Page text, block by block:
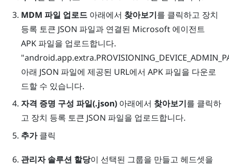
MDM 파일 업로드아래에서 찾아보기를 클릭하고 장치
등록 토큰 JSON 파일과 연결된 Microsoft 에이전트
APK 파일을 업로드합니다.
아래 JSON 파일에 제공된 URL에서 APK 파일을 다운로
드할 수 있습니다.
자격 증명 구성 파일(.json)아래에서 찾아보기를 클릭하
고 장치 등록 토큰 JSON 파일을 업로드합니다.
추가클릭
관리자 솔루션 할당이 선택된 그룹을 만들고 헤드셋을